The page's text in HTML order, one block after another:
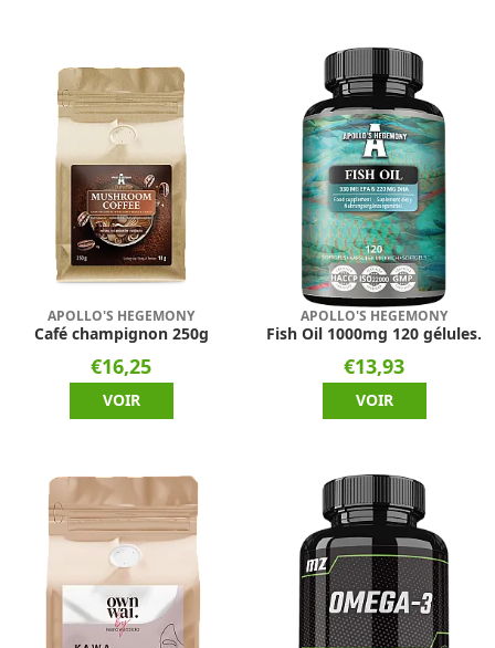
APOLLO'S HEGEMONY
Café champignon 250g
€16,25
VOIR
APOLLO'S HEGEMONY
Fish Oil 1000mg 120 gélules.
€13,93
VOIR